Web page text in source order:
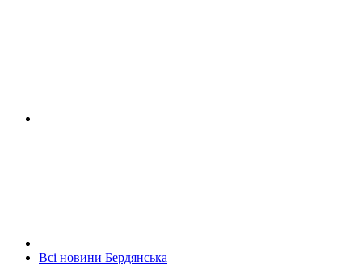
Всі новини Бердянська